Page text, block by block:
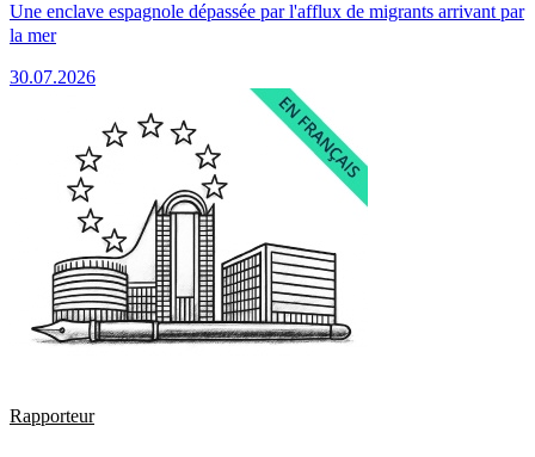
Une enclave espagnole dépassée par l'afflux de migrants arrivant par
la mer
30.07.2026
Rapporteur